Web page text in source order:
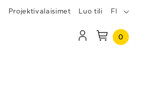
Projektivalaisimet Luo tili FI
0